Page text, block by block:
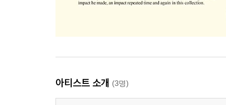
아티스트 소개 (3명)